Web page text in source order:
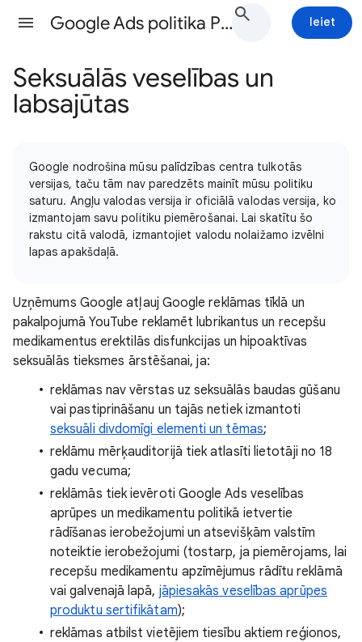
Google Ads politika Palīdzība Ieiet
Seksuālās veselības un
labsajūtas
Google nodrošina mūsu palīdzības centra tulkotās
versijas, taču tām nav paredzēts mainīt mūsu politiku
saturu. Angļu valodas versija ir oficiālā valodas versija, ko
izmantojam savu politiku piemērošanai. Lai skatītu šo
rakstu citā valodā, izmantojiet valodu nolaižamo izvēlni
lapas apakšdaļā.
Uzņēmums Google atļauj Google reklāmas tīklā un
pakalpojumā YouTube reklamēt lubrikantus un recepšu
medikamentus erektilās disfunkcijas un hipoaktīvas
seksuālās tieksmes ārstēšanai, ja:
reklāmas nav vērstas uz seksuālās baudas gūšanu
vai pastiprināšanu un tajās netiek izmantoti
seksuāli divdomīgi elementi un tēmas;
reklāmu mērķauditorijā tiek atlasīti lietotāji no 18
gadu vecuma;
reklāmās tiek ievēroti Google Ads veselības
aprūpes un medikamentu politikā ietvertie
rādīšanas ierobežojumi un atsevišķām valstīm
noteiktie ierobežojumi (tostarp, ja piemērojams, lai
recepšu medikamentu apzīmējumus rādītu reklāmā
vai galvenajā lapā, jāpiesakās veselības aprūpes
produktu sertifikātam);
reklāmas atbilst vietējiem tiesību aktiem reģionos,